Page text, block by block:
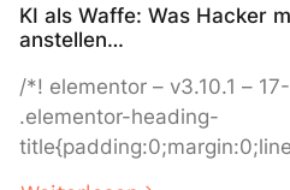
KI als Waffe: Was Hacker
anstellen…
/*! elementor – v3.10.1 –
.elementor-heading-